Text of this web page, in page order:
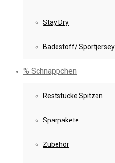
Stay Dry
Badestoff/ Sportjersey
% Schnäppchen
Reststücke Spitzen
Sparpakete
Zubehör